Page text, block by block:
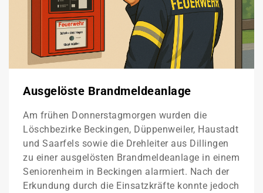
Ausgelöste Brandmeldeanlage
Am frühen Donnerstagmorgen wurden die
Löschbezirke Beckingen, Düppenweiler, Haustadt
und Saarfels sowie die Drehleiter aus Dillingen
zu einer ausgelösten Brandmeldeanlage in einem
Seniorenheim in Beckingen alarmiert. Nach der
Erkundung durch die Einsatzkräfte konnte jedoch